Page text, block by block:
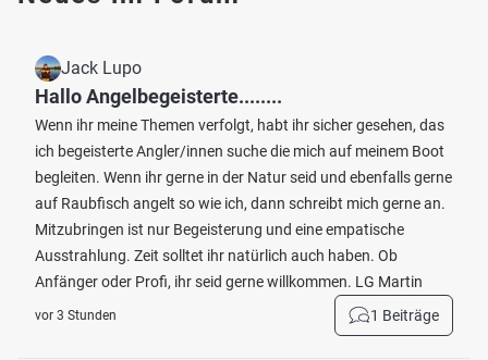
Jack Lupo
Hallo Angelbegeisterte........
Wenn ihr meine Themen verfolgt, habt ihr sicher gesehen, das
ich begeisterte Angler/innen suche die mich auf meinem Boot
begleiten. Wenn ihr gerne in der Natur seid und ebenfalls gerne
auf Raubfisch angelt so wie ich, dann schreibt mich gerne an.
Mitzubringen ist nur Begeisterung und eine empatische
Ausstrahlung. Zeit solltet ihr natürlich auch haben. Ob
Anfänger oder Profi, ihr seid gerne willkommen. LG Martin
vor 3 Stunden 1 Beiträge